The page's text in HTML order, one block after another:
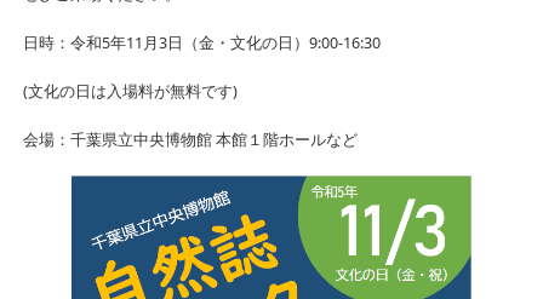
日時：令和5年11月3日（金・文化の日）9:00-16:30
(文化の日は入場料が無料です)
会場：千葉県立中央博物館 本館１階ホールなど